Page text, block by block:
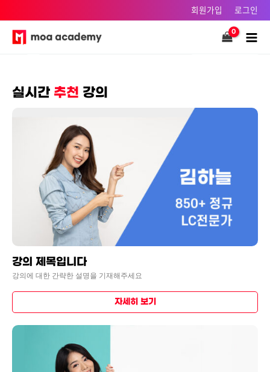
건너뛰기
회원가입 로그인
Main
실시간 추천 강의
강의 제목입니다
강의에 대한 간략한 설명을 기재해주세요
자세히 보기